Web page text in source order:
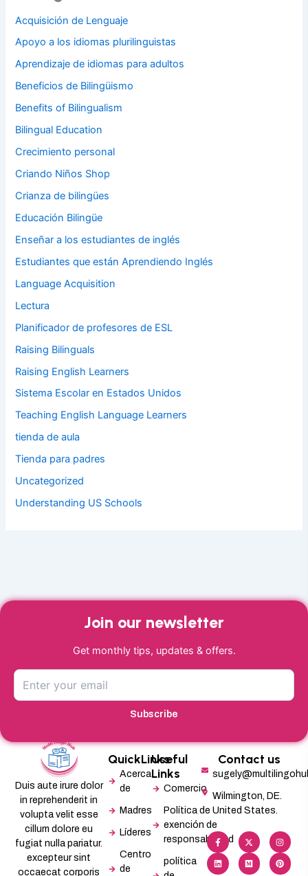
Acquisición de Lenguaje
Apoyo a los idiomas plurilinguistas
Aprendizaje de idiomas para adultos
Beneficios de Bilingüismo
Benefits of Bilingualism
Bilingual Education
Crecimiento personal
Criando Niños Shop
Crianza de bilingües
Educación Bilingüe
Enseñar a los estudiantes de inglés
Estudiantes que están Aprendiendo Inglés
Language Acquisition
Lectura
Planificador de profesores de ESL
Raising Bilinguals
Raising English Learners
Sistema Escolar en Estados Unidos
Teaching English Language Learners
tienda de aula
Tienda para padres
Uncategorized
Understanding US Schools
Join our newsletter
Get monthly tips, updates & offers.
Subscribe
Duis aute irure dolor
in reprehenderit in
volupta velit esse
cillum dolore eu
fugiat nulla pariatur.
excepteur sint
occaecat corporis
QuickLinks
Acerca
de
Madres
Líderes
Centro
de
Useful
Links
Comercio
Política de
exención de
responsabilidad
política
Contact us
Wilmington, DE.
United States.
F
a
c
e
b
X
-
t
w
i
I
n
s
t
a
L
i
n
k
e
M
e
d
i
u
P
i
n
t
e